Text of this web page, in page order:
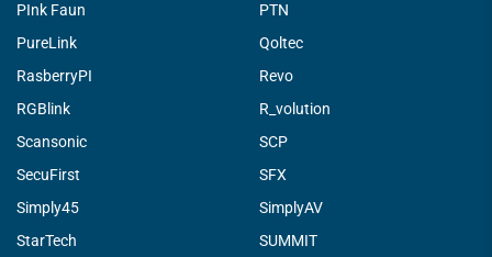
PInk Faun
PTN
PureLink
Qoltec
RasberryPI
Revo
RGBlink
R_volution
Scansonic
SCP
SecuFirst
SFX
Simply45
SimplyAV
StarTech
SUMMIT